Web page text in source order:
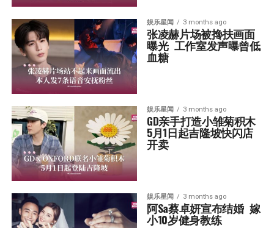
娱乐星闻 3 months ago
张凌赫片场被搀扶画面
曝光  工作室发声曝曾低
血糖
娱乐星闻 3 months ago
GD亲手打造小雏菊积木
5月1日起吉隆坡快闪店
开卖
娱乐星闻 3 months ago
阿Sa蔡卓妍宣布结婚  嫁
小10岁健身教练